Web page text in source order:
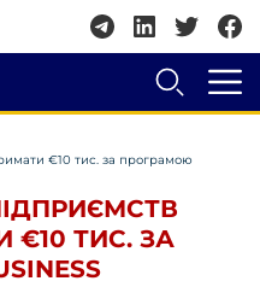
€10 тис. за програмою
ТИС. ЗА